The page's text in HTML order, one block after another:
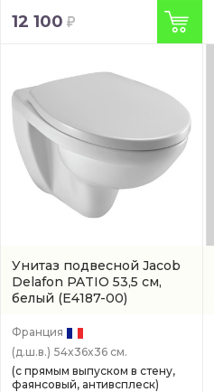
12 100
Унитаз подвесной Jacob
Delafon PATIO 53,5 см,
белый (E4187-00)
Франция
(д.ш.в.) 54x36x36 см.
(с прямым выпуском в стену,
фаянсовый, антивсплеск)